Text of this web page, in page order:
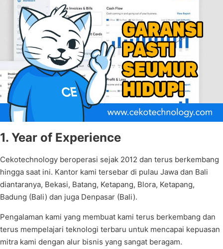
1. Year of Experience
Cekotechnology beroperasi sejak 2012 dan terus berkembang
hingga saat ini. Kantor kami tersebar di pulau Jawa dan Bali
diantaranya, Bekasi, Batang, Ketapang, Blora, Ketapang,
Badung (Bali) dan juga Denpasar (Bali).
Pengalaman kami yang membuat kami terus berkembang dan
terus mempelajari teknologi terbaru untuk mencapai kepuasan
mitra kami dengan alur bisnis yang sangat beragam.